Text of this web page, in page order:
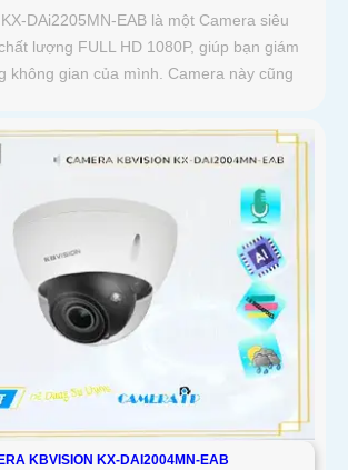
DAi2205MN-EAB là một Camera siêu
lượng FULL HD 1080P, giúp bạn giám
không gian của mình. Camera này cũng
KBVISION KX-DAI2004MN-EAB